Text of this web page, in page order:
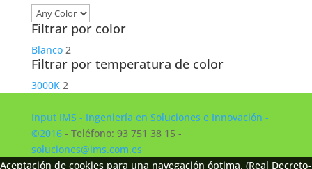
Filtrar por color
Blanco 2
Filtrar por temperatura de color
3000K 2
Input IMS - Ingeniería en Soluciones e Innovación -
©2016- Teléfono: 93 751 38 15 -
soluciones@ims.com.es
Aceptación de cookies para una navegación óptima. (Real Decreto-